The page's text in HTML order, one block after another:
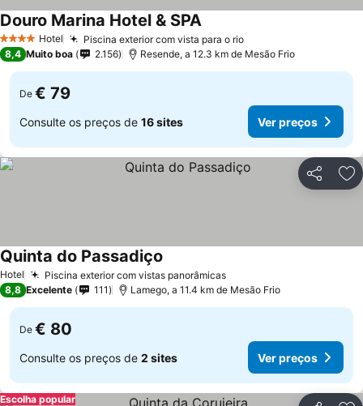
4 EstrelasHotel Piscina exterior com vista para o rio
Douro Marina Hotel & SPA
8,4 Muito boa 2.156 Resende, a 12.3 km de Mesão Frio
De € 79
Consulte os preços de 16 sites Ver preços
Partilhar
Hotel Piscina exterior com vistas panorâmicas
Quinta do Passadiço
8,8 Excelente 111 Lamego, a 11.4 km de Mesão Frio
De € 80
Consulte os preços de 2 sites Ver preços
Escolha popular